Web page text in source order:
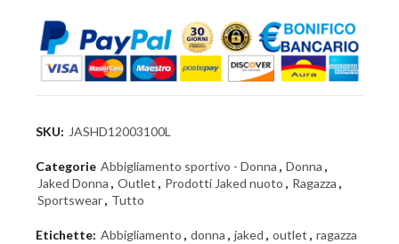
SKU: JASHD12003100L
Categorie Abbigliamento sportivo - Donna , Donna ,
Jaked Donna , Outlet , Prodotti Jaked nuoto , Ragazza ,
Sportswear, Tutto
Etichette: Abbigliamento , donna , jaked , outlet , ragazza